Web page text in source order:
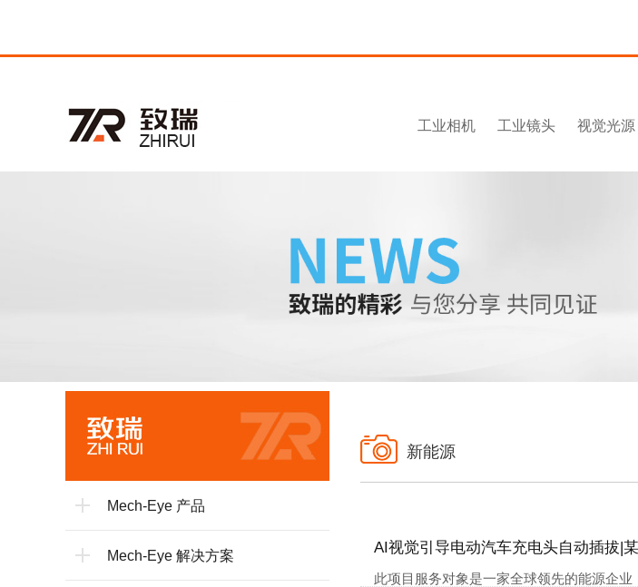
工业相机 工业镜头 视觉光源
Mech-Eye 产品
Mech-Eye 解决方案
新能源
AI视觉引导电动汽车充电头自动插拔|
此项目服务对象是一家全球领先的能源企